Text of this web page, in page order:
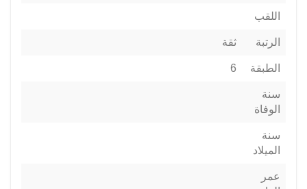
اللقب
الرتبة ثقة
الطبقة 6
سنة
الوفاة
سنة
الميلاد
عمر